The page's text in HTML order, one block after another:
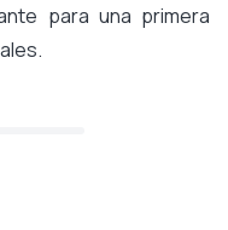
para una primera